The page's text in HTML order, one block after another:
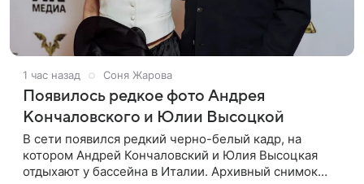
1 час назад Соня Жарова
Появилось редкое фото Андрея
Кончаловского и Юлии Высоцкой
В сети появился редкий черно-белый кадр, на
котором Андрей Кончаловский и Юлия Высоцкая
отдыхают у бассейна в Италии. Архивный снимок